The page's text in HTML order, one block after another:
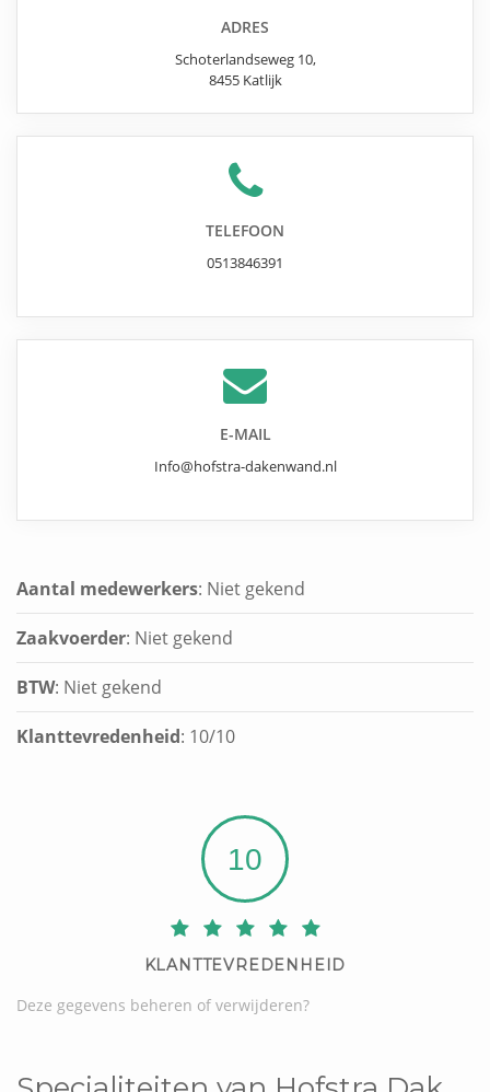
ADRES
Schoterlandseweg 10,
8455 Katlijk
TELEFOON
0513846391
E-MAIL
Info@hofstra-dakenwand.nl
Aantal medewerkers: Niet gekend
Zaakvoerder: Niet gekend
BTW: Niet gekend
Klanttevredenheid: 10/10
10
KLANTTEVREDENHEID
Deze gegevens beheren of verwijderen?